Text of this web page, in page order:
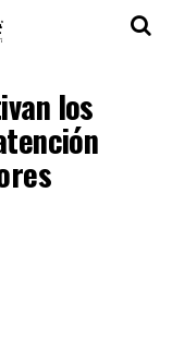
los